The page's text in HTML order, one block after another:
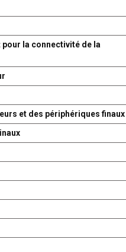
pour la connectivité de la
et des périphériques finaux